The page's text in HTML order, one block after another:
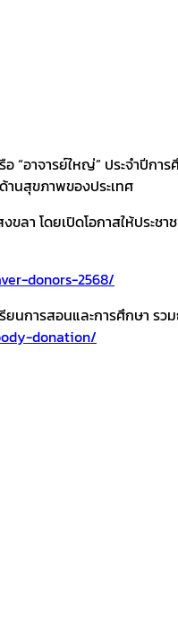
อาจารย์ใหญ่” ประจำปีก
นสุขภาพของประเทศ
ลา โดยเปิดโอกาสให้ประ
donors-2568/
ารสอนและการศึกษา รว
donation/